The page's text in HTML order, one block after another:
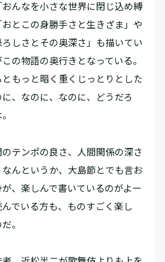
んなを小さな世界に閉じ込め縛
とこの身勝手さと生きざま」や
ろしさとその奥深さ」も描いてい
の物語の奥行きとなっている。
もっと暗く重くじっとりとした
、なのに、なのに、どうだろ
テンポの良さ、人間関係の深さ
んというか、大島節とでも言お
、楽しんで書いているのがよー
でいる方も、ものすごく楽し
。